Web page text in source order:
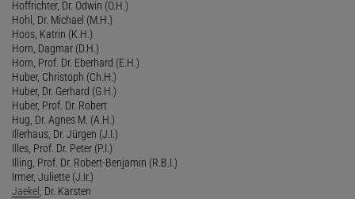
Hoffrichter, Dr. Odwin (O.H.)
Hohl, Dr. Michael (M.H.)
Hoos, Katrin (K.H.)
Horn, Dagmar (D.H.)
Horn, Prof. Dr. Eberhard (E.H.)
Huber, Christoph (Ch.H.)
Huber, Dr. Gerhard (G.H.)
Huber, Prof. Dr. Robert
Hug, Dr. Agnes M. (A.H.)
Illerhaus, Dr. Jürgen (J.I.)
Illes, Prof. Dr. Peter (P.I.)
Illing, Prof. Dr. Robert-Benjamin (R.B.I.)
Irmer, Juliette (J.Ir.)
Jaekel , Dr. Karsten